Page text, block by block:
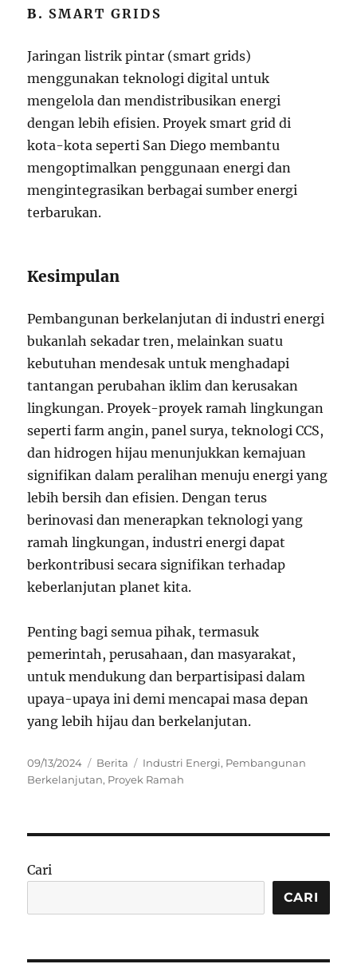
B. SMART GRIDS
Jaringan listrik pintar (smart grids)
menggunakan teknologi digital untuk
mengelola dan mendistribusikan energi
dengan lebih efisien. Proyek smart grid di
kota-kota seperti San Diego membantu
mengoptimalkan penggunaan energi dan
mengintegrasikan berbagai sumber energi
terbarukan.
Kesimpulan
Pembangunan berkelanjutan di industri energi
bukanlah sekadar tren, melainkan suatu
kebutuhan mendesak untuk menghadapi
tantangan perubahan iklim dan kerusakan
lingkungan. Proyek-proyek ramah lingkungan
seperti farm angin, panel surya, teknologi CCS,
dan hidrogen hijau menunjukkan kemajuan
signifikan dalam peralihan menuju energi yang
lebih bersih dan efisien. Dengan terus
berinovasi dan menerapkan teknologi yang
ramah lingkungan, industri energi dapat
berkontribusi secara signifikan terhadap
keberlanjutan planet kita.
Penting bagi semua pihak, termasuk
pemerintah, perusahaan, dan masyarakat,
untuk mendukung dan berpartisipasi dalam
upaya-upaya ini demi mencapai masa depan
yang lebih hijau dan berkelanjutan.
Posted
on
09/13/2024 Categories
Berita Tags
Industri Energi, Pembangunan
Berkelanjutan, Proyek Ramah
Cari
CARI